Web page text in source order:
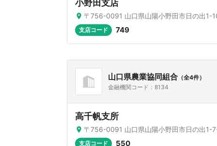
小野田支店
〒756-0091 山口県山陽小野田市日の出1-
支店コード 749
山口県農業協同組合 （全4件）
金融機関コード：8134
高千帆支所
〒756-0091 山口県山陽小野田市日の出1-
支店コード 550